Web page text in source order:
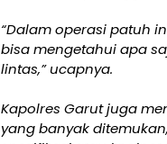
“Dalam operasi patuh
bisa mengetahui apa
lintas,” ucapnya.
Kapolres Garut juga
yang banyak